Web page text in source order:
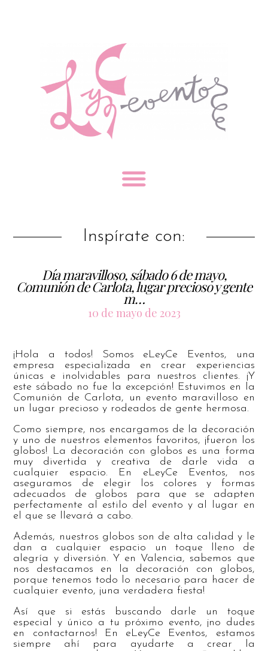
Inspírate con:
Día maravilloso, sábado 6 de mayo,
Comunión de Carlota, lugar precioso y gente
m…
10 de mayo de 2023
¡Hola a todos! Somos eLeyCe Eventos, una
empresa especializada en crear experiencias
únicas e inolvidables para nuestros clientes. ¡Y
este sábado no fue la excepción! Estuvimos en la
Comunión de Carlota, un evento maravilloso en
un lugar precioso y rodeados de gente hermosa.
Como siempre, nos encargamos de la decoración
y uno de nuestros elementos favoritos, ¡fueron los
globos! La decoración con globos es una forma
muy divertida y creativa de darle vida a
cualquier espacio. En eLeyCe Eventos, nos
aseguramos de elegir los colores y formas
adecuados de globos para que se adapten
perfectamente al estilo del evento y al lugar en
el que se llevará a cabo.
Además, nuestros globos son de alta calidad y le
dan a cualquier espacio un toque lleno de
alegría y diversión. Y en Valencia, sabemos que
nos destacamos en la decoración con globos,
porque tenemos todo lo necesario para hacer de
cualquier evento, ¡una verdadera fiesta!
Así que si estás buscando darle un toque
especial y único a tu próximo evento, ¡no dudes
en contactarnos! En eLeyCe Eventos, estamos
siempre ahí para ayudarte a crear la